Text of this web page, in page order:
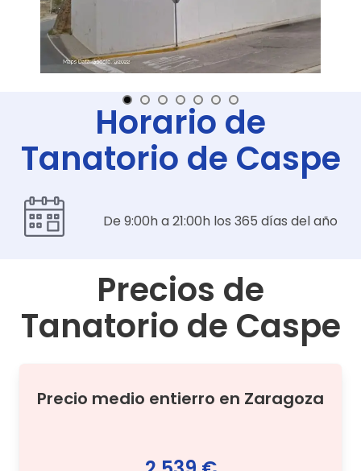
Horario de
Tanatorio de Caspe
De 9:00h a 21:00h los 365 días del año
Precios de
Tanatorio de Caspe
Precio medio entierro en Zaragoza